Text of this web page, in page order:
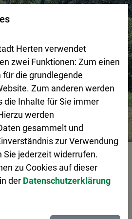
0)
(Schnelltaste A)
(Schnelltaste M)
8)
I)
(Schnelltaste Z)
für Kids und Teens
Suchseite mit Schnellsuche
Herten verwendet
zwei Funktionen: Zum einen
die grundlegende
Zum anderen werden
die Inhalte für Sie immer
werden
gesammelt und
zur Verwendung
Sie jederzeit widerrufen.
zu Cookies auf dieser
der Datenschutzerklärung